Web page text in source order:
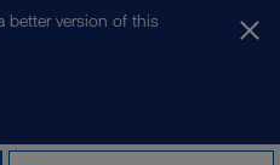
better version of this